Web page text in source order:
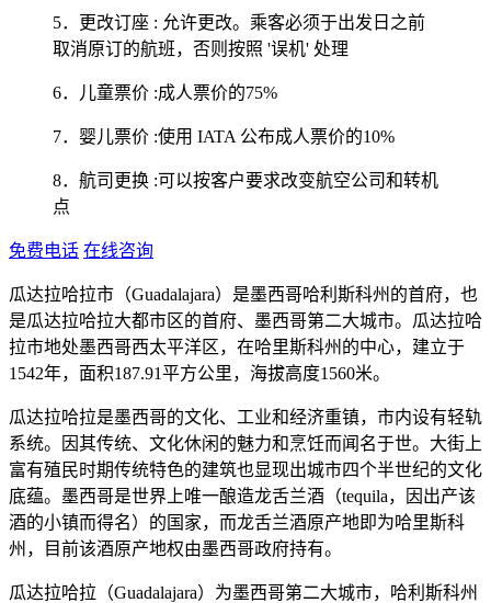
5．更改订座 : 允许更改。乘客必须于出发日之前
取消原订的航班，否则按照 '误机' 处理
6．儿童票价 :成人票价的75%
7．婴儿票价 :使用 IATA 公布成人票价的10%
8．航司更换 :可以按客户要求改变航空公司和转机
点
免费电话 在线咨询
瓜达拉哈拉市（Guadalajara）是墨西哥哈利斯科州的首府，也
是瓜达拉哈拉大都市区的首府、墨西哥第二大城市。瓜达拉哈
拉市地处墨西哥西太平洋区，在哈里斯科州的中心，建立于
1542年，面积187.91平方公里，海拔高度1560米。
瓜达拉哈拉是墨西哥的文化、工业和经济重镇，市内设有轻轨
系统。因其传统、文化休闲的魅力和烹饪而闻名于世。大街上
富有殖民时期传统特色的建筑也显现出城市四个半世纪的文化
底蕴。墨西哥是世界上唯一酿造龙舌兰酒（tequila，因出产该
酒的小镇而得名）的国家，而龙舌兰酒原产地即为哈里斯科
州，目前该酒原产地权由墨西哥政府持有。
瓜达拉哈拉（Guadalajara）为墨西哥第二大城市，哈利斯科州